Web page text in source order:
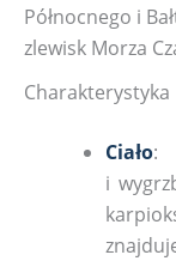
Północnego i
zlewisk Morza
Charakterystyka
Ciało:
i